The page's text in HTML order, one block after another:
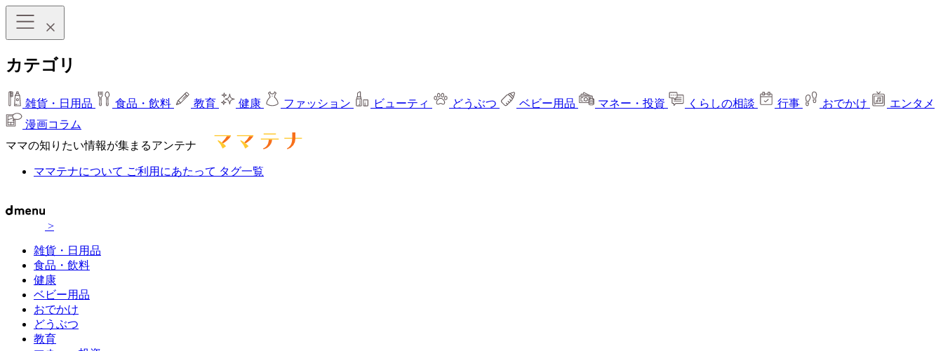
カテゴリ
雑貨・日用品 食品・飲料 教育 健康 ファッション ビューティ どうぶつ ベビー用品 マネー・投資 くらしの相談 行事 おでかけ
エンタメ
漫画コラム
ママの知りたい情報が集まるアンテナ
ママテナについて ご利用にあたって タグ一覧
>
雑貨・日用品
食品・飲料
健康
ベビー用品
おでかけ
どうぶつ
教育